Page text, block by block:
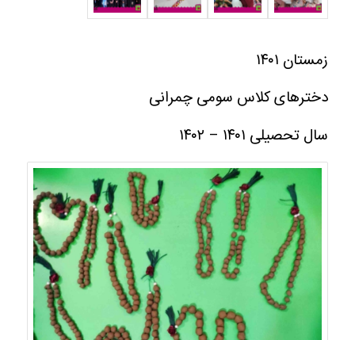
زمستان ۱۴۰۱
دخترهای کلاس سومی چمرانی
سال تحصیلی ۱۴۰۱ – ۱۴۰۲